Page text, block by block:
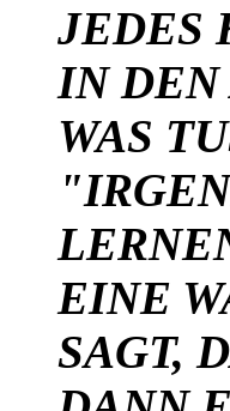
JEDES
IN DEN
WAS
EINE
SAGT,